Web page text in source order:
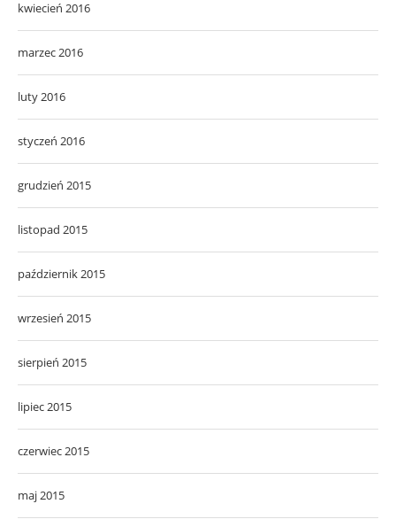
kwiecień 2016
marzec 2016
luty 2016
styczeń 2016
grudzień 2015
listopad 2015
październik 2015
wrzesień 2015
sierpień 2015
lipiec 2015
czerwiec 2015
maj 2015